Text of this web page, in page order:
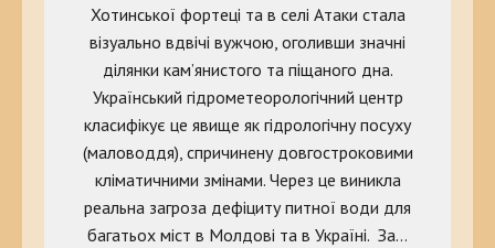
Хотинської фортеці та в селі Атаки стала
візуально вдвічі вужчою, оголивши значні
ділянки кам’янистого та піщаного дна.
Український гідрометеорологічний центр
класифікує це явище як гідрологічну посуху
(маловоддя), спричинену довгостроковими
кліматичними змінами. Через це виникла
реальна загроза дефіциту питної води для
багатьох міст в Молдові та в Україні. За…